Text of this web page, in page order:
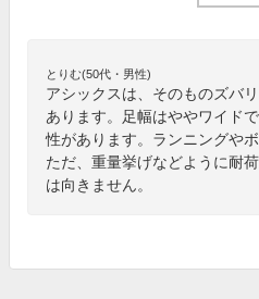
とりむ(50代・男性)
アシックスは、そのものズバ
あります。足幅はややワイド
性があります。ランニングや
ただ、重量挙げなどように耐
は向きません。